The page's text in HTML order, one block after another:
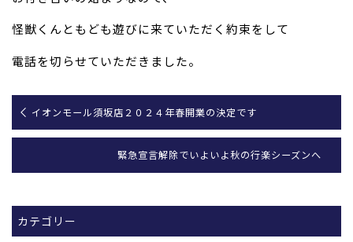
怪獣くんともども遊びに来ていただく約束を して
電話を切らせていただきました。
イオンモール須坂店２０２４年春開業の決定です
緊急宣言解除でいよいよ秋の行楽シーズンへ
カテゴリー